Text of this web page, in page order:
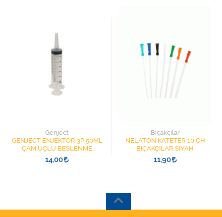
Genject
GENJECT ENJEKTÖR 3P 50ML
ÇAM UÇLU BESLENME
ŞIRINGASI 1852412 KATATER
UÇLU
14,00
Bıçakçılar
NELATON KATETER 10 CH
BIÇAKÇILAR SİYAH
11,90